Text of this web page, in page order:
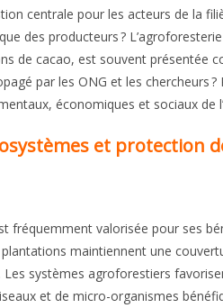
centrale pour les acteurs de la
des producteurs ?
de cacao, est souvent présentée
par les ONG et les chercheurs
économiques et sociaux
et protection
fréquemment valorisée pour ses
maintiennent une
Les systèmes agroforestiers
et de micro-organismes